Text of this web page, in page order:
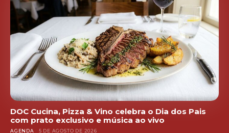
DOC Cucina, Pizza & Vino celebra o Dia dos Pais
com prato exclusivo e música ao vivo
AGENDA 5 DE AGOSTO DE 2026